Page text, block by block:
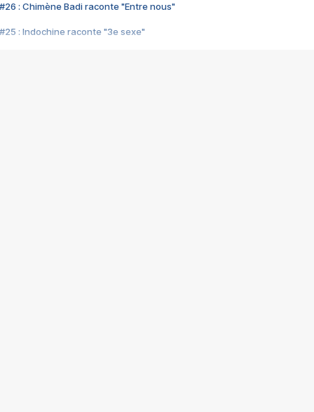
#26 : Chimène Badi raconte "Entre nous"
#25 : Indochine raconte "3e sexe"